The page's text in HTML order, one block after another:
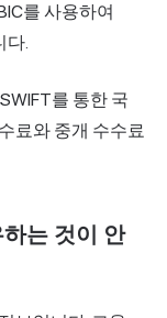
를 사용하여
다.
를 통한 국
료와 중개 수수료
는 것이 안